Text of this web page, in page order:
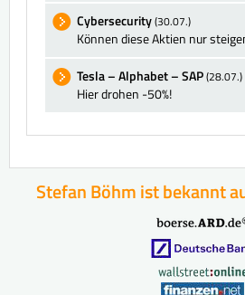
Cybersecurity(30.07.)
Können diese Aktien nur
Tesla – Alphabet – SAP(28.07.)
Hier drohen -50%!
Stefan Böhm ist bekannt